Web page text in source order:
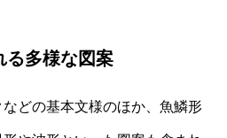
る多様な図案
どの基本文様のほか、魚鱗形